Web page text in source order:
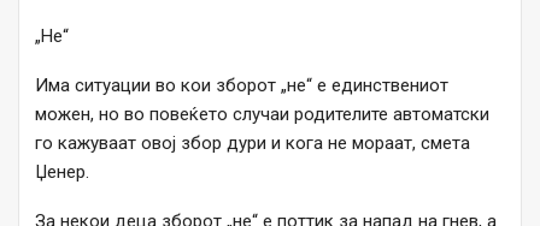
„Не“
Има ситуации во кои зборот „не“ е единствениот
можен, но во повеќето случаи родителите автоматски
го кажуваат овој збор дури и кога не мораат, смета
Џенер.
За некои деца зборот „не“ е поттик за напад на гнев, а